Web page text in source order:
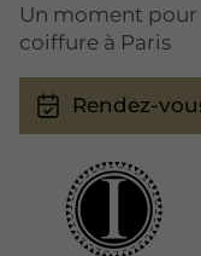
Un moment pour
coiffure à Paris
Rendez-